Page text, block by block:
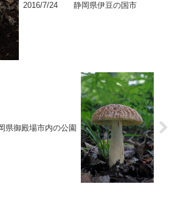
2016/7/24 静岡県伊豆の国市
御殿場市内の公園